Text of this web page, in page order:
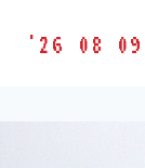
胶
'26 08 09